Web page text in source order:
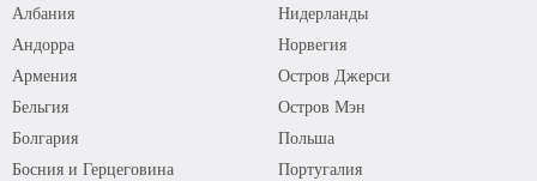
Албания
Андорра
Армения
Бельгия
Болгария
Босния и Герцеговина
Нидерланды
Норвегия
Остров Джерси
Остров Мэн
Польша
Португалия